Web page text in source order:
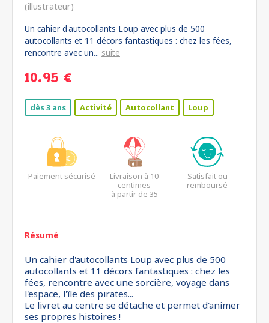
(illustrateur)
Un cahier d'autocollants Loup avec plus de 500
autocollants et 11 décors fantastiques : chez les fées,
rencontre avec un... suite
10.95 €
dès 3 ans Activité Autocollant Loup
Paiement sécurisé
Livraison à 10
centimes
à partir de 35
Satisfait ou
remboursé
Résumé
Un cahier d'autocollants Loup avec plus de 500
autocollants et 11 décors fantastiques : chez les
fées, rencontre avec une sorcière, voyage dans
l'espace, l'île des pirates...
Le livret au centre se détache et permet d'animer
ses propres histoires !